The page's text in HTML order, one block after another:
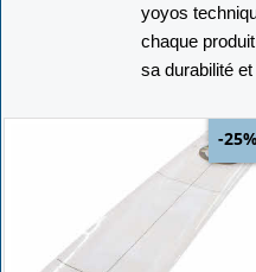
yoyos
chaque
sa durabilité
-